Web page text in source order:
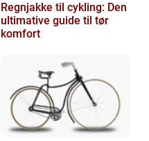
Regnjakke til cykling: Den
ultimative guide til tør
komfort